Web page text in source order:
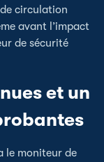
circulation
avant l’impact
de sécurité
et un
le moniteur de